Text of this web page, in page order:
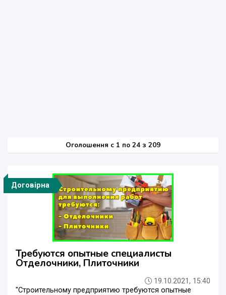
Оголошення c 1 по 24 з 209
Договірна
Требуются опытные специалисты
Отделочники, Плиточники
19.10.2021, 15:40
"Строительному предприятию требуются опытные